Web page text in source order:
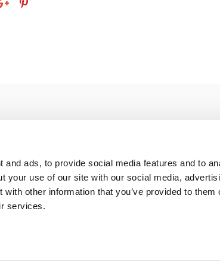
and ads, to provide social media features and to
your use of our site with our social media,
other information that you’ve provided to them
services.